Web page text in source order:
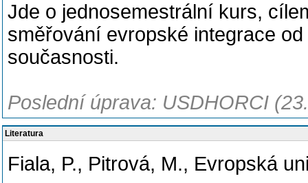
Jde o jednosemestrální kurs,
směřování evropské integrace
současnosti.
Poslední úprava: USDHORCI
Literatura
Fiala, P., Pitrová, M., Evropská